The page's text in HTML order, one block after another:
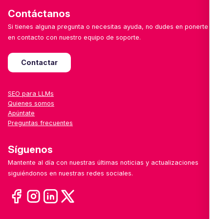
Contáctanos
Si tienes alguna pregunta o necesitas ayuda, no dudes en ponerte
en contacto con nuestro equipo de soporte.
Contactar
SEO para LLMs
Quienes somos
Apúntate
Preguntas frecuentes
Síguenos
Mantente al día con nuestras últimas noticias y actualizaciones
siguiéndonos en nuestras redes sociales.